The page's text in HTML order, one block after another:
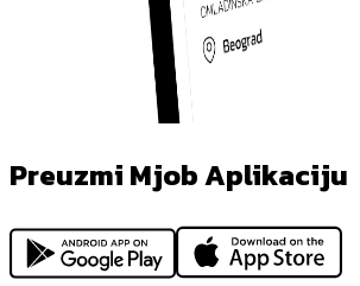
Preuzmi Mjob Aplikaciju